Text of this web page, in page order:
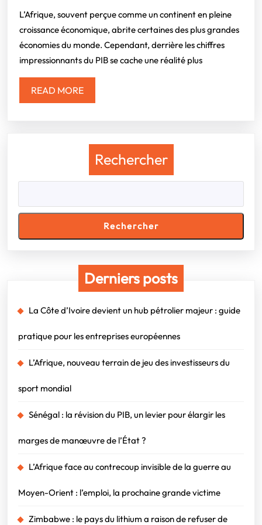
:
Quand
la
taille
ne
garantit
le
bien-
être
L’Afrique, souvent perçue comme un continent en pleine
croissance économique, abrite certaines des plus grandes
économies du monde. Cependant, derrière les chiffres
impressionnants du PIB se cache une réalité plus
READ MOREREAD
MORE
Rechercher
Rechercher
Derniers posts
La Côte d’Ivoire devient un hub pétrolier majeur : guide
pratique pour les entreprises européennes
L’Afrique, nouveau terrain de jeu des investisseurs du
sport mondial
Sénégal : la révision du PIB, un levier pour élargir les
marges de manœuvre de l’État ?
L’Afrique face au contrecoup invisible de la guerre au
Moyen-Orient : l’emploi, la prochaine grande victime
Zimbabwe : le pays du lithium a raison de refuser de